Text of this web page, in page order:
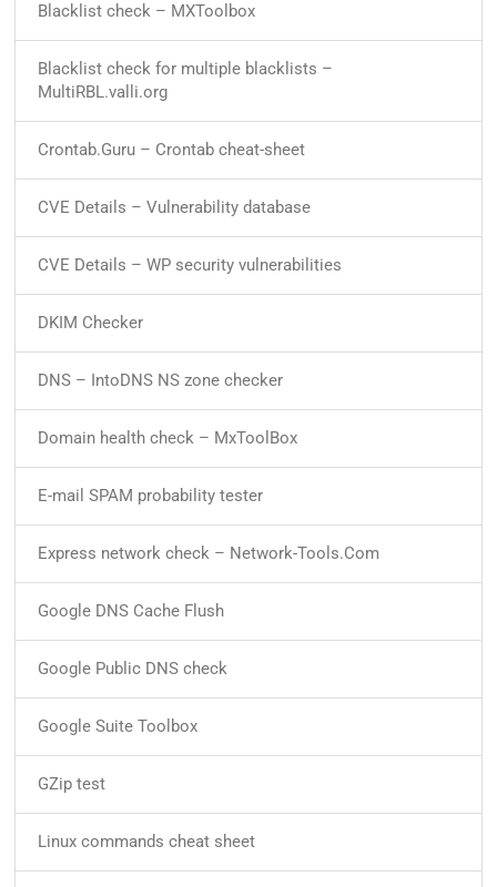
Blacklist check – MXToolbox
Blacklist check for multiple blacklists –
MultiRBL.valli.org
Crontab.Guru – Crontab cheat-sheet
CVE Details – Vulnerability database
CVE Details – WP security vulnerabilities
DKIM Checker
DNS – IntoDNS NS zone checker
Domain health check – MxToolBox
E-mail SPAM probability tester
Express network check – Network-Tools.Com
Google DNS Cache Flush
Google Public DNS check
Google Suite Toolbox
GZip test
Linux commands cheat sheet